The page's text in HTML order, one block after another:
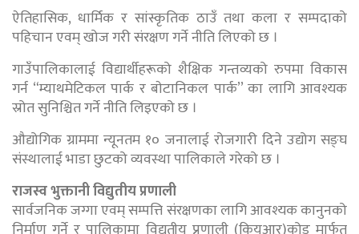
ऐतिहासिक, धार्मिक र सांस्कृतिक ठाउँ तथा कला र सम्पदाको
पहिचान एवम् खोज गरी संरक्षण गर्ने नीति लिएको छ ।
गाउँपालिकालाई विद्यार्थीहरूको शैक्षिक गन्तव्यको रुपमा विकास
गर्न “म्याथमेटिकल पार्क र बाेटानिकल पार्क’’ का लागि आवश्यक
स्रोत सुनिश्चित गर्ने नीति लिइएको छ ।
औद्योगिक ग्राममा न्यूनतम १० जनालाई रोजगारी दिने उद्योग सङ्घ
संस्थालाई भाडा छुटको व्यवस्था पालिकाले गरेको छ ।
राजस्व भुक्तानी विद्युतीय प्रणाली
सार्वजनिक जग्गा एवम् सम्पत्ति संरक्षणका लागि आवश्यक कानुनको